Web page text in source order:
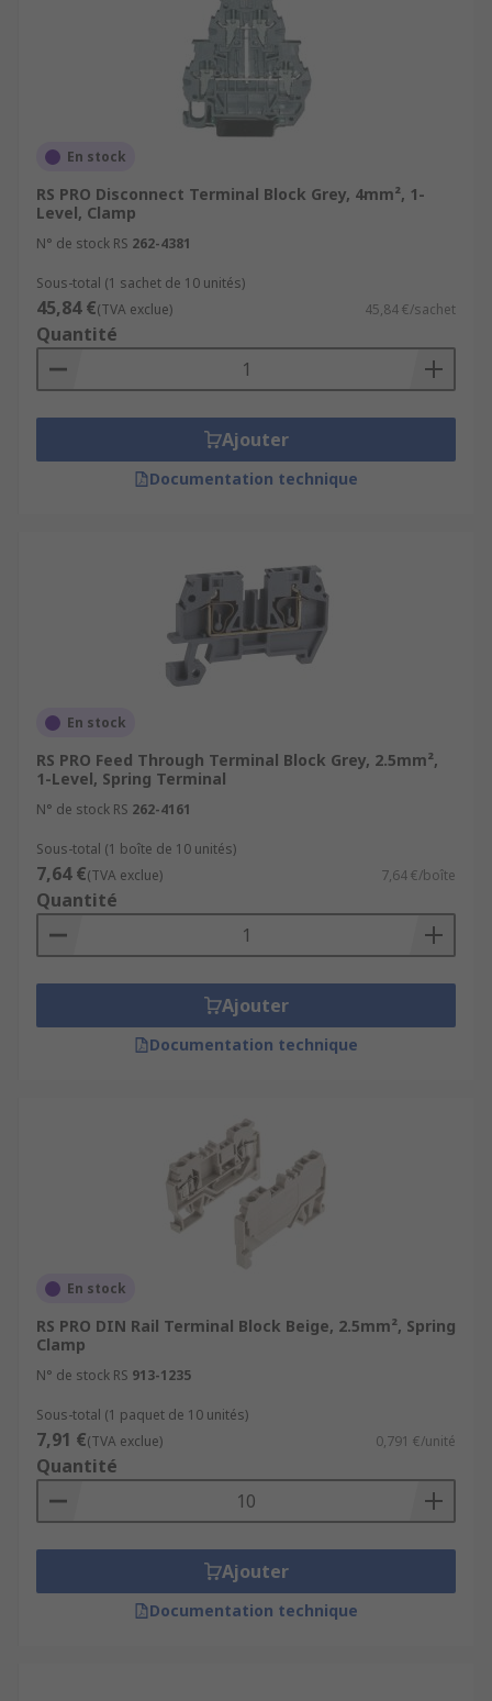
En stock
RS PRO Disconnect Terminal Block Grey, 4mm², 1-
Level, Clamp
N° de stock RS 262-4381
Sous-total (1 sachet de 10 unités)
45,84 €(TVA exclue) 45,84 €/sachet
Quantité
Ajouter
Documentation technique
En stock
RS PRO Feed Through Terminal Block Grey, 2.5mm²,
1-Level, Spring Terminal
N° de stock RS 262-4161
Sous-total (1 boîte de 10 unités)
7,64 €(TVA exclue) 7,64 €/boîte
Quantité
Ajouter
Documentation technique
En stock
RS PRO DIN Rail Terminal Block Beige, 2.5mm², Spring
Clamp
N° de stock RS 913-1235
Sous-total (1 paquet de 10 unités)
7,91 €(TVA exclue) 0,791 €/unité
Quantité
Ajouter
Documentation technique